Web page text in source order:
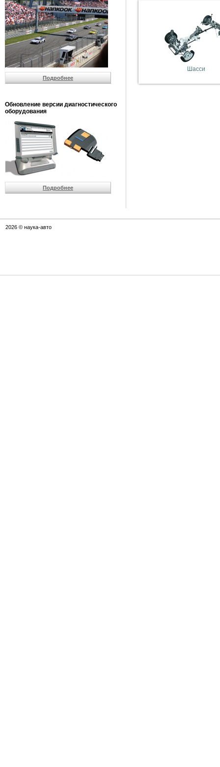
Подробнее
Обновление версии диагностического
оборудования
Подробнее
Шасси
2026 © наука-авто